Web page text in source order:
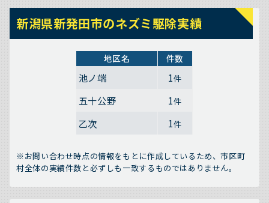
新潟県新発田市のネズミ駆除実績
地区名 件数
池ノ端 1件
五十公野 1件
乙次 1件
※お問い合わせ時点の情報をもとに作成しているため、市区町
村全体の実績件数と必ずしも一致するものではありません。